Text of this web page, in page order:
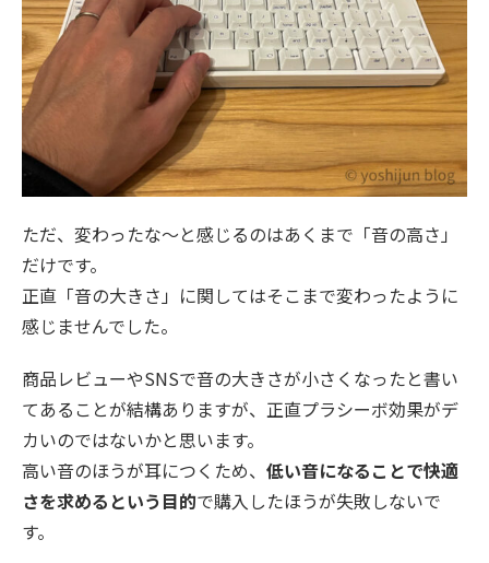
ただ、変わったな～と感じるのはあくまで「音の高さ」
だけです。
正直「音の大きさ」に関してはそこまで変わったように
感じませんでした。
商品レビューやSNSで音の大きさが小さくなったと書い
てあることが結構ありますが、正直プラシーボ効果がデ
カいのではないかと思います。
高い音のほうが耳につくため、 低い音になることで快適
さを求めるという目的で購入したほうが失敗しないで
す。